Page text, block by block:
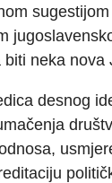
biti neka nova
desnog